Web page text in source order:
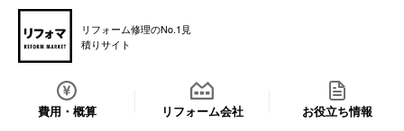
リフォーム修理のNo.1見
積りサイト
費用・概算 リフォーム会社 お役立ち情報